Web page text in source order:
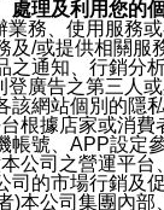
處理及利用您的
業務、使用服務
及/或提供相關
之通知、行銷分
登廣告之第三人
該網站個別的隱
根據店家或消
帳號、APP設定
公司之營運平
司的市場行銷及
)本公司集團內